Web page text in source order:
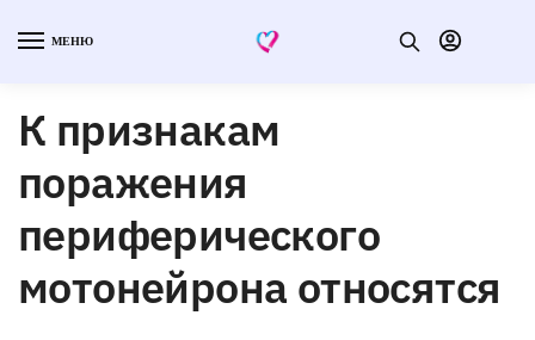
МЕНЮ
К признакам
поражения
периферического
мотонейрона относятся